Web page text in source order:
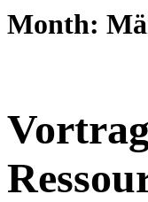
Month: